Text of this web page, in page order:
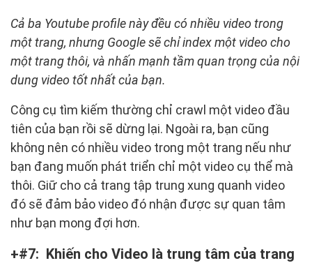
Cả ba Youtube profile này đều có nhiều video trong
một trang, nhưng Google sẽ chỉ index một video cho
một trang thôi, và nhấn mạnh tầm quan trọng của nội
dung video tốt nhất của bạn.
Công cụ tìm kiếm thường chỉ crawl một video đầu
tiên của bạn rồi sẽ dừng lại. Ngoài ra, bạn cũng
không nên có nhiều video trong một trang nếu như
bạn đang muốn phát triển chỉ một video cụ thể mà
thôi. Giữ cho cả trang tập trung xung quanh video
đó sẽ đảm bảo video đó nhận được sự quan tâm
như bạn mong đợi hơn.
#7: Khiến cho Video là trung tâm của trang